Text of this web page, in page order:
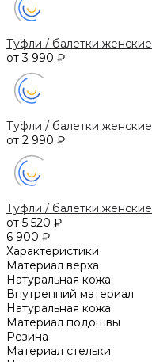
Туфли / балетки женские
от 3 990 ₽
Туфли / балетки женские
от 2 990 ₽
Туфли / балетки женские
от 5 520 ₽
6 900 ₽
Характеристики
Материал верха
Натуральная кожа
Внутренний материал
Натуральная кожа
Материал подошвы
Резина
Материал стельки